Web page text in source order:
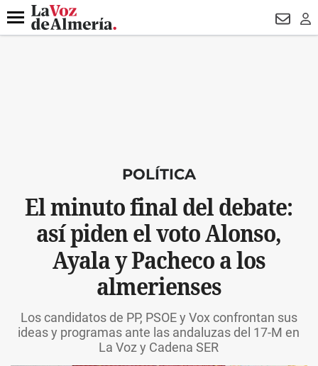
DESTACADO
Menú
POLÍTICA
El minuto final del debate:
así piden el voto Alonso,
Ayala y Pacheco a los
almerienses
Los candidatos de PP, PSOE y Vox confrontan sus
ideas y programas ante las andaluzas del 17-M en
La Voz y Cadena SER